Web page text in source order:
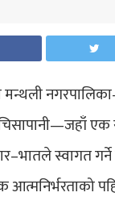
मन्थली
स्वागत
आत्मनिर्भरताको